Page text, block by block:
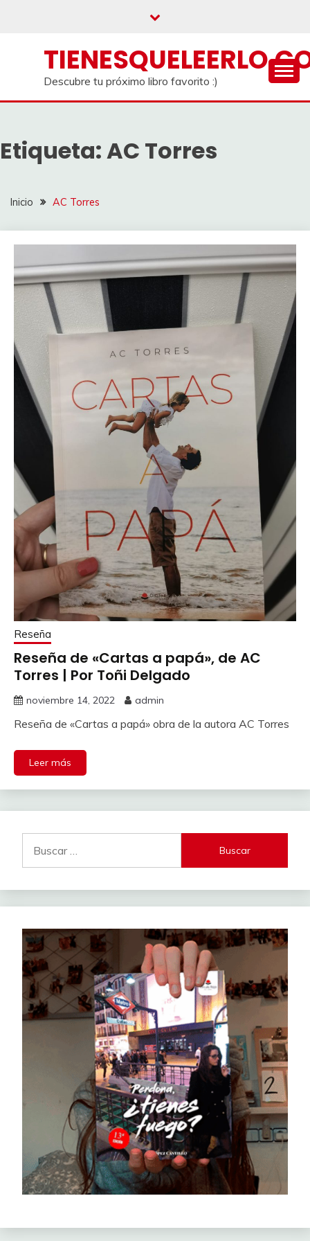
Descubre tu próximo libro favorito :)
Etiqueta:AC Torres
Inicio AC Torres
Reseña
Reseña de «Cartas a papá», de AC
Torres | Por Toñi Delgado
noviembre 14, 2022 admin
Reseña de «Cartas a papá» obra de la autora AC Torres
Leer más